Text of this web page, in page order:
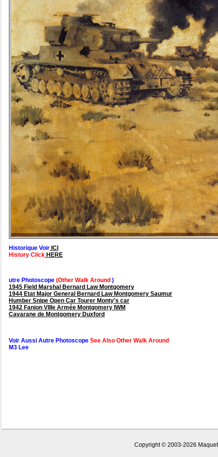
Historique Voir ICI
History Click HERE
utre Photoscope (Other Walk Around )
1945 Field Marshal Bernard Law Montgomery
1944 Etat Major General Bernard Law Montgomery Saumur
Humber Snipe Open Car Tourer Monty's car
1942 Fanion VIIIe Armée Montgomery IWM
Cavarane de Montgomery Duxford
Voir Aussi Autre Photoscope See Also Other Walk Around
M3 Lee
Copyright © 2003-2026